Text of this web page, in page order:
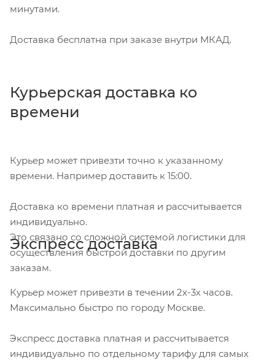
минутами.
Доставка бесплатна при заказе внутри МКАД.
Курьерская доставка ко
времени
Курьер может привезти точно к указанному
времени. Например доставить к 15:00.
Доставка ко времени платная и рассчитывается
индивидуально.
Это связано со сложной системой логистики для
осуществления быстрой доставки по другим
заказам.
Экспресс доставка
Курьер может привезти в течении 2х-3х часов.
Максимально быстро по городу Москве.
Экспресс доставка платная и рассчитывается
индивидуально по отдельному тарифу для самых